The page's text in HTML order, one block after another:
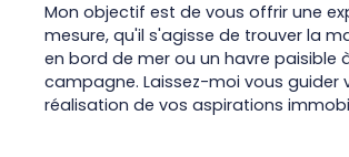
Mon objectif est de vous offrir une
mesure, qu'il s'agisse de trouver la
en bord de mer ou un havre paisible
campagne. Laissez-moi vous guider
réalisation de vos aspirations